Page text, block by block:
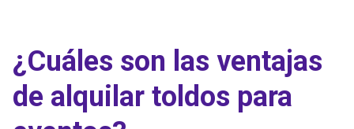
¿Cuáles son las ventajas
de alquilar toldos para